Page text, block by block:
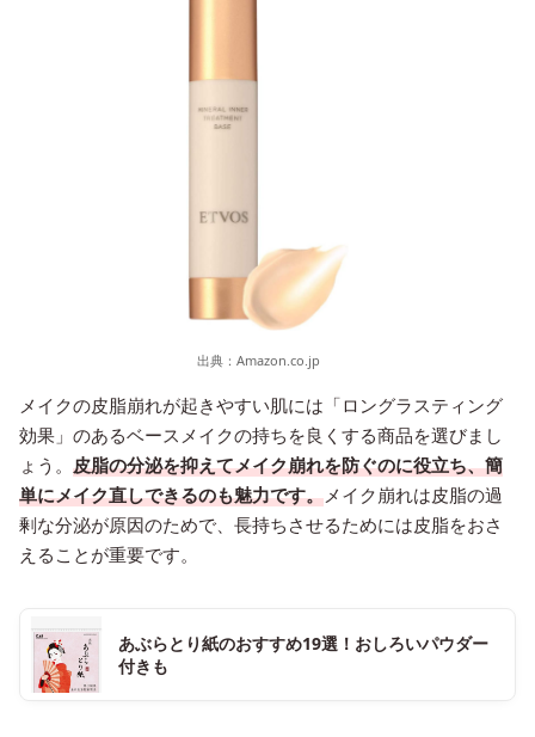
出典： Amazon.co.jp
メイクの皮脂崩れが起きやすい肌には「ロングラスティング
効果」のあるベースメイクの持ちを良くする商品を選びまし
ょう。 皮脂の分泌を抑えてメイク崩れを防ぐのに役立ち、簡
単にメイク直しできるのも魅力です。 メイク崩れは皮脂の過
剰な分泌が原因のためで、長持ちさせるためには皮脂をおさ
えることが重要です。
あぶらとり紙のおすすめ19選！おしろいパウダー
付きも